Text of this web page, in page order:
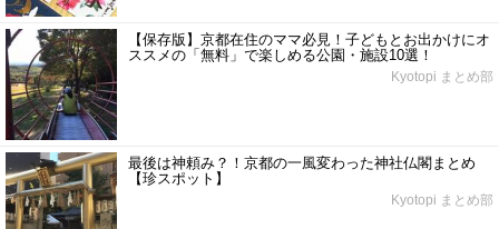
【保存版】京都在住のママ必見！子どもとお出かけにオ
ススメの「無料」で楽しめる公園・施設10選！
Kyotopi まとめ部
最後は神頼み？！京都の一風変わった神社仏閣まとめ
【珍スポット】
Kyotopi まとめ部